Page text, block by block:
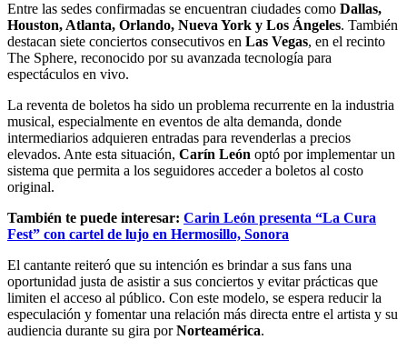
Entre las sedes confirmadas se encuentran ciudades como Dallas,
Houston, Atlanta, Orlando, Nueva York y Los Ángeles. También
destacan siete conciertos consecutivos en Las Vegas, en el recinto
The Sphere, reconocido por su avanzada tecnología para
espectáculos en vivo.
La reventa de boletos ha sido un problema recurrente en la industria
musical, especialmente en eventos de alta demanda, donde
intermediarios adquieren entradas para revenderlas a precios
elevados. Ante esta situación, Carín León optó por implementar un
sistema que permita a los seguidores acceder a boletos al costo
original.
También te puede interesar: Carin León presenta “La Cura
Fest” con cartel de lujo en Hermosillo, Sonora
El cantante reiteró que su intención es brindar a sus fans una
oportunidad justa de asistir a sus conciertos y evitar prácticas que
limiten el acceso al público. Con este modelo, se espera reducir la
especulación y fomentar una relación más directa entre el artista y su
audiencia durante su gira porNorteamérica.